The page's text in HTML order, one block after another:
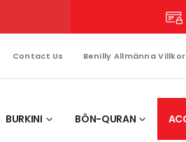
Contact Us Benilly Allmänna Villkor
BURKINI BÖN-QURAN